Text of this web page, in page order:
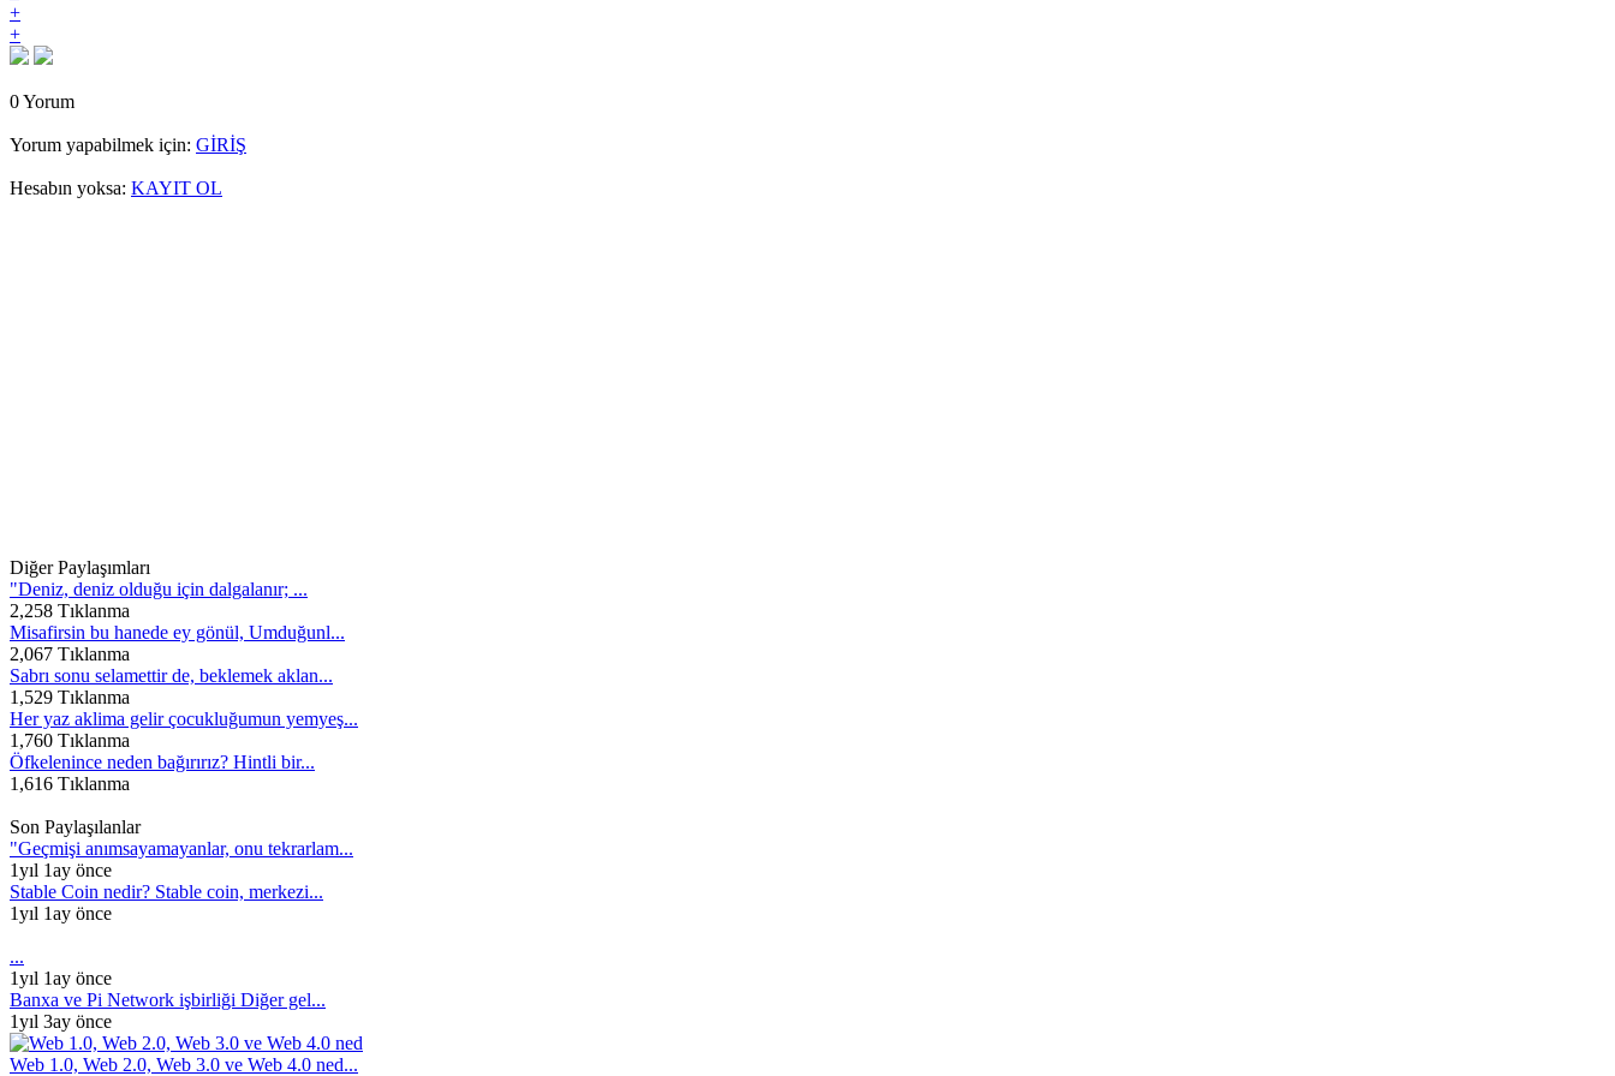
+
+
0 Yorum
Yorum yapabilmek için: GİRİŞ
Hesabın yoksa: KAYIT OL
Diğer Paylaşımları
"Deniz, deniz olduğu için dalgalanır; ...
2,258 Tıklanma
Misafirsin bu hanede ey gönül, Umduğunl...
2,067 Tıklanma
Sabrı sonu selamettir de, beklemek aklan...
1,529 Tıklanma
Her yaz aklima gelir çocukluğumun yemyeş...
1,760 Tıklanma
Öfkelenince neden bağırırız? Hintli bir...
1,616 Tıklanma
Son Paylaşılanlar
"Geçmişi anımsayamayanlar, onu tekrarlam...
1yıl 1ay önce
Stable Coin nedir? Stable coin, merkezi...
1yıl 1ay önce
...
1yıl 1ay önce
Banxa ve Pi Network işbirliği Diğer gel...
1yıl 3ay önce
Web 1.0, Web 2.0, Web 3.0 ve Web 4.0 ned...